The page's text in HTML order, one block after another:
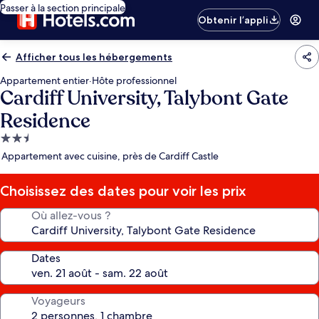
Passer à la section principale
Obtenir l’appli
Afficher tous les hébergements
Appartement entier·Hôte professionnel
Cardiff University, Talybont Gate
Residence
Hébergement
2.5 étoiles
Appartement avec cuisine, près de Cardiff Castle
Choisissez des dates pour voir les prix
Où allez-vous ?
Dates
Voyageurs